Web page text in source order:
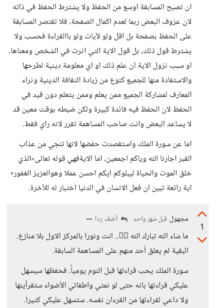
ان تصبح المسابقة اوسع من الحفظ ولا يشترط الحفظ في ذاته
لان عزوف البعض ربما لعدم اكمال الصفحة، فلا تقتصر المسابقة
على الحفظ بصفحة بل اقل ولو لآيات ولو باالقراءة فحسب ولا
يشترط قول ذلك، بل قول الاية التي اثرت في الشخص ومعناها،
او سبب نزول الاية ان علم ذلك او اي معلومة دينية لطرحها
والاستفادة منها للجميع كنوع من زيادة الثقافة الدينية وثراء
المعارف لمشاركة الجميع ممن يعلم وممن يتعلم دون قيد في
الحفظ لان الحفظ فيه فائدة كبيرة ولكن ضبطه بوقت معين قد
لا يساعد البعض وانت صاحب المساهمة تقرر لانه راي فقط.
اما عن سورة الملك واستقصدت حفضها لانها تنجي من عذاب
القبر اجارنا الله وياكم اجمعين، اما الايةفهي قوله تعالى«الذي
خلق الموت والحياة ليبلوكم ايكم احسن عملا وهوالعزيز الغفور»
اية رائعة تبين ان فعل الانسان في الدنيا اختبار له للآخرة.
1
مجهول قبل شهر واحد أضف ردا
ما شاء الله تبارك الله 👍🏻.. انت ونورا بالمركز الاول بلا منازع.
البقية لم يعلق أحد منهم على المساهمة السابقة.
سورة الملك يحب قراءتها قبل النوم يومياً. فحفظها سيسهل
عليكي قراءتها بانه حتى لو نمتي واطفاتي الأضواء ستقرأينها
ولا داعي لقراءتها من القرءان نفسه. ستسهل عليكي كثيرا.